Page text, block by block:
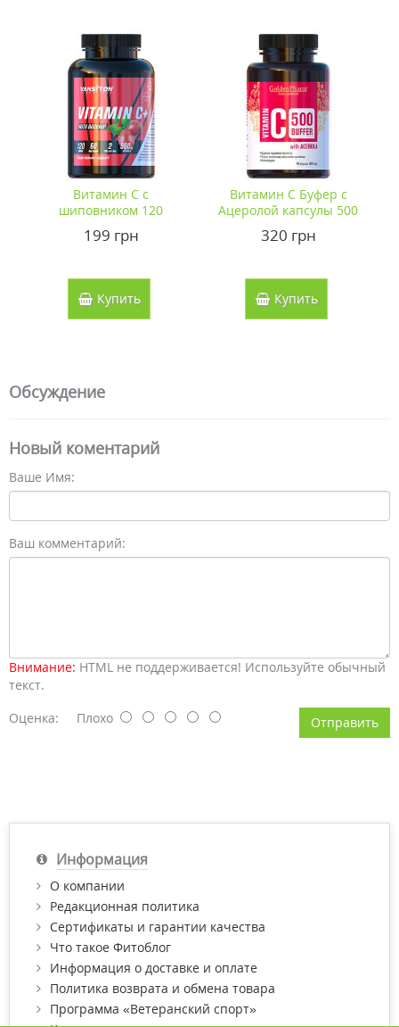
Витамин С с
шиповником 120
Vansiton
199 грн
Купить
Витамин С Буфер с
Ацеролой капсулы 500
320 грн
Купить
Обсуждение
Новый коментарий
Ваше Имя:
Ваш комментарий:
Внимание: HTML не поддерживается! Используйте обычный
текст.
Оценка: Плохо Отправить
Информация
О компании
Редакционная политика
Сертификаты и гарантии качества
Что такое Фитоблог
Информация о доставке и оплате
Политика возврата и обмена товара
Программа «Ветеранский спорт»